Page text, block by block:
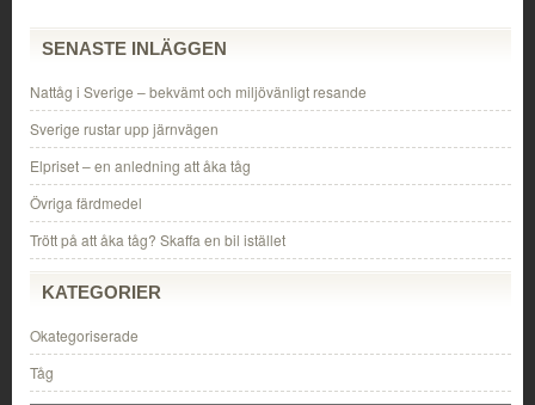
SENASTE INLÄGGEN
Nattåg i Sverige – bekvämt och miljövänligt resande
Sverige rustar upp järnvägen
Elpriset – en anledning att åka tåg
Övriga färdmedel
Trött på att åka tåg? Skaffa en bil istället
KATEGORIER
Okategoriserade
Tåg